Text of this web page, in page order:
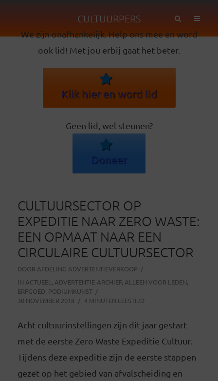
CULTUURPERS
We zijn onafhankelijk. Help ons mee en word
ook lid! Met jou erbij gaat het beter.
Klik hier en word lid
Geen lid, wel steunen?
Doneer
CULTUURSECTOR OP
EXPEDITIE NAAR ZERO WASTE:
EEN OPMAAT NAAR EEN
CIRCULAIRE CULTUURSECTOR
DOOR AFDELING ADVERTENTIEVERKOOP
IN ACTUEEL , ADVERTENTIE-ARCHIEF, ALLEEN VOOR LEDEN,
ERFGOED, PODIUMKUNST
30 NOVEMBER 2018
4 MINUTEN LEESTIJD
Acht cultuurinstellingen zijn dit jaar gestart
met de eerste Zero Waste Expeditie Cultuur.
Tijdens deze expeditie zijn de eerste stappen
gezet op het gebied van afvalscheiding en